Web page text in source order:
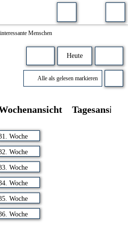
Menschen
Heute
Alle als gelesen markieren
Tagesansicht
Woche
Woche
Woche
Woche
Woche
Woche